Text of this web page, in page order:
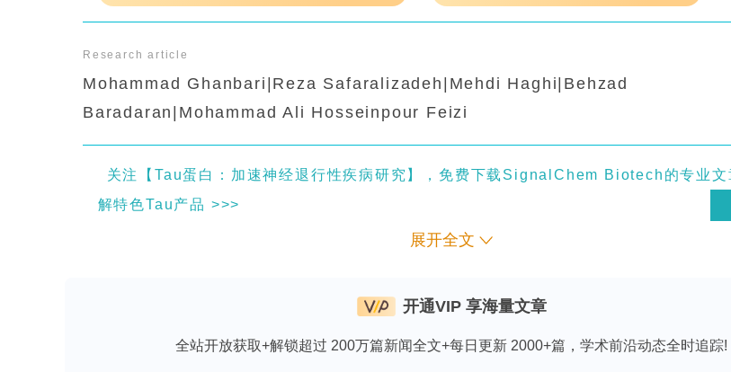
Research article
Mohammad Ghanbari|Reza Safaralizadeh|Mehdi Haghi|Behzad
Baradaran|Mohammad Ali Hosseinpour Feizi
关注【Tau蛋白：加速神经退行性疾病研究】，免费下载SignalChem Biotech的专业文
解特色Tau产品 >>>
样的临床表现和治疗反应差异。除了基因突变外，表观遗传改变也显著影响肿瘤的
展开全文
开通VIP 享海量文章
全站开放获取+解锁超过 200万篇新闻全文+每日更新 2000+篇，学术前沿动态全时追踪!